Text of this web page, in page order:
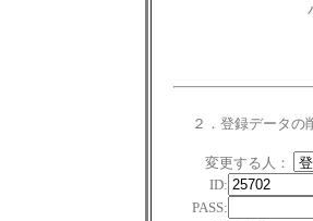
２．登録データの
変更する人：
ID:
PASS: